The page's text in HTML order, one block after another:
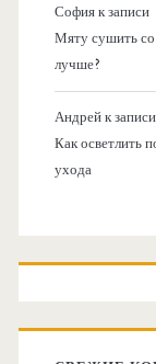
Софияк записи
Мяту сушить со
лучше?
Андрейк записи
Как осветлить
ухода